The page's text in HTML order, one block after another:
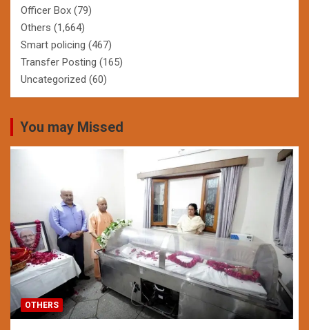
Officer Box (79)
Others (1,664)
Smart policing (467)
Transfer Posting (165)
Uncategorized (60)
You may Missed
OTHERS